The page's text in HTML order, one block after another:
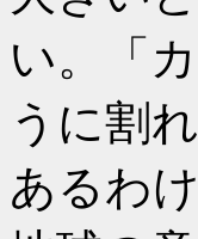
い。「
うに割
あるわ